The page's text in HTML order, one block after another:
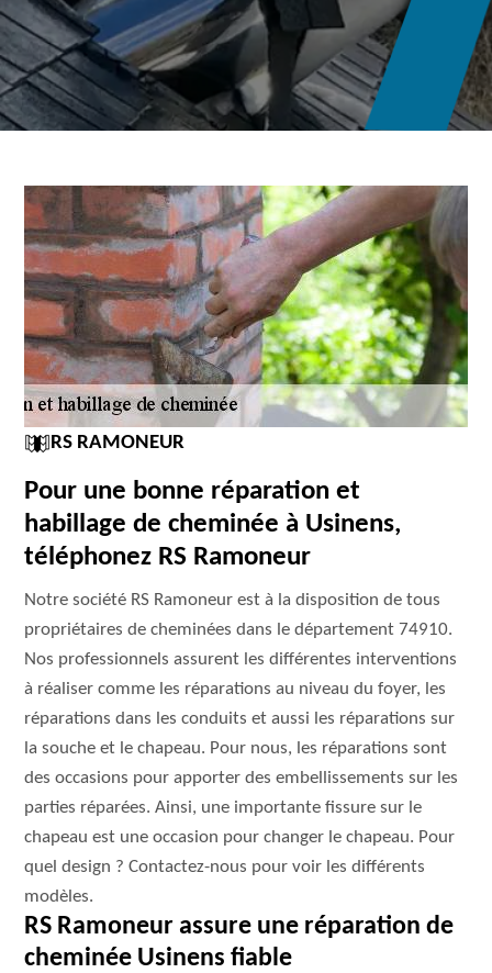
RS RAMONEUR
Pour une bonne réparation et
habillage de cheminée à Usinens,
téléphonez RS Ramoneur
Notre société RS Ramoneur est à la disposition de tous
propriétaires de cheminées dans le département 74910.
Nos professionnels assurent les différentes interventions
à réaliser comme les réparations au niveau du foyer, les
réparations dans les conduits et aussi les réparations sur
la souche et le chapeau. Pour nous, les réparations sont
des occasions pour apporter des embellissements sur les
parties réparées. Ainsi, une importante fissure sur le
chapeau est une occasion pour changer le chapeau. Pour
quel design ? Contactez-nous pour voir les différents
modèles.
RS Ramoneur assure une réparation de
cheminée Usinens fiable